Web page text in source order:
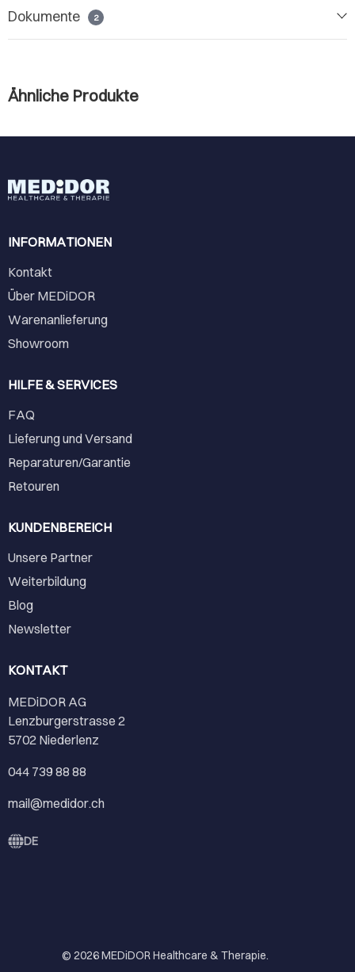
Dokumente 2
Ähnliche Produkte
INFORMATIONEN
Kontakt
Über MEDiDOR
Warenanlieferung
Showroom
HILFE & SERVICES
FAQ
Lieferung und Versand
Reparaturen/Garantie
Retouren
KUNDENBEREICH
Unsere Partner
Weiterbildung
Blog
Newsletter
KONTAKT
MEDiDOR AG
Lenzburgerstrasse 2
5702 Niederlenz
044 739 88 88
mail@medidor.ch
DE
© 2026MEDiDOR Healthcare & Therapie.